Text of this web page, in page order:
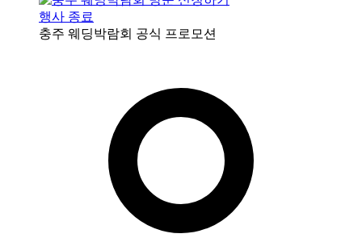
행사 종료
충주 웨딩박람회 공식 프로모션